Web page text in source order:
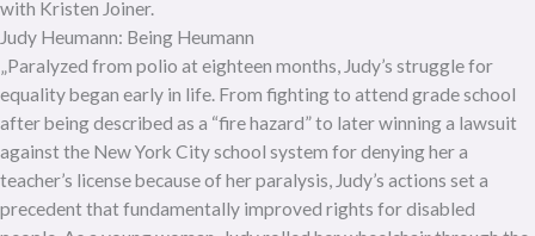
Judy Heumann: Being Heumann
„Paralyzed from polio at eighteen months, Judy’s struggle for
equality began early in life. From fighting to attend grade school
after being described as a “fire hazard” to later winning a lawsuit
against the New York City school system for denying her a
teacher’s license because of her paralysis, Judy’s actions set a
precedent that fundamentally improved rights for disabled